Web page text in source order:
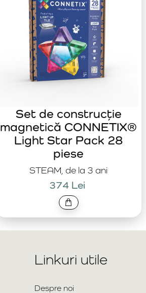
STEAM, de la 3 ani
Set de construcție
magnetică CONNETIX®
Light Star Pack 28
piese
374 Lei
Linkuri utile
Despre noi